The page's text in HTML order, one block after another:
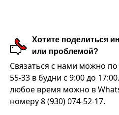
Хотите поделиться
или проблемой?
Связаться с нами можно
55-33 в будни с 9:00 до
любое время можно в
номеру 8 (930) 074-52-17.